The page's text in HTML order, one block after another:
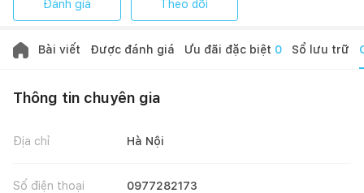
Đánh giá Theo dõi
Bài viết Được đánh giá Ưu đãi đặc biệt 0 Sổ lưu trữ
Thông tin chuyên gia
Địa chỉ Hà Nội
Số điện thoại 0977282173